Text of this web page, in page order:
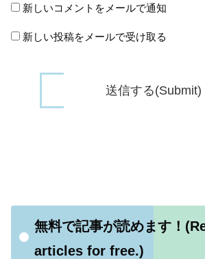
新しいコメントをメールで通知
新しい投稿をメールで受け取る
無料で記事が読めます！
articles for free.)